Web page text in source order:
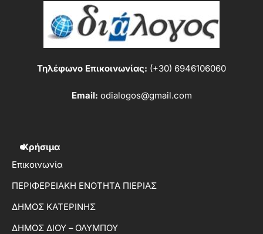
Τηλέφωνο Επικοινωνίας: (+30) 6946106060
Email: odialogos@gmail.com
Χρήσιμα
Επικοινωνία
ΠΕΡΙΦΕΡΕΙΑΚΗ ΕΝΟΤΗΤΑ ΠΙΕΡΙΑΣ
ΔΗΜΟΣ ΚΑΤΕΡΙΝΗΣ
ΔΗΜΟΣ ΔΙΟΥ – ΟΛΥΜΠΟΥ